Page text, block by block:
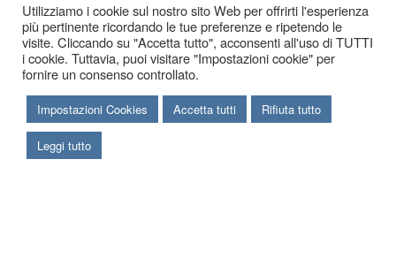
Utilizziamo i cookie sul nostro sito Web per offrirti l'esperienza
più pertinente ricordando le tue preferenze e ripetendo le
visite. Cliccando su "Accetta tutto", acconsenti all'uso di TUTTI
i cookie. Tuttavia, puoi visitare "Impostazioni cookie" per
fornire un consenso controllato.
Impostazioni Cookies Accetta tutti Rifiuta tutto
Leggi tutto